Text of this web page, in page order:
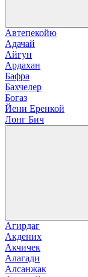
Автепекойю
Адачай
Айгун
Ардахан
Бафра
Бахчелер
Богаз
Йени Еренкой
Лонг Бич
Агирдаг
Акдених
Акчичек
Алагади
Алсанжак